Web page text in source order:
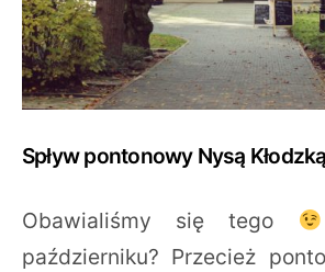
Spływ pontonowy Nysą Kłodzką
Obawialiśmy się tego
październiku? Przecież